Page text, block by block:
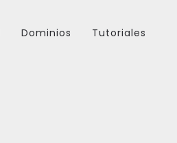
Dominios Tutoriales